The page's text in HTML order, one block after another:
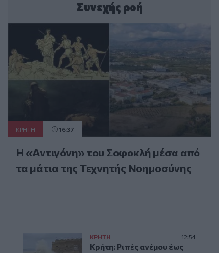
Συνεχής ροή
ΚΡΗΤΗ 16:37
Η «Αντιγόνη» του Σοφοκλή μέσα από
τα μάτια της Τεχνητής Νοημοσύνης
ΚΡΗΤΗ 12:54
Κρήτη: Ριπές ανέμου έως